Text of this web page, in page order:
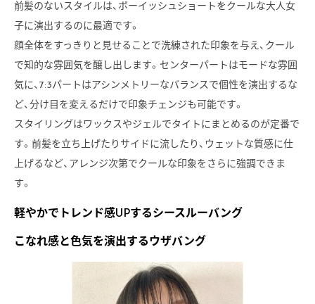
前髪のないスタイルは、ボーイッシュショートをクールな大人女
子に演出するのに最適です。
顔全体をすっきりと見せることで洗練された印象を与え、クール
で知的な雰囲気を醸し出します。センターパートはモードな雰囲
気に、7:3パートはアシンメトリーなバランスで個性を演出するな
ど、分け目を変えるだけで印象チェンジも可能です。
スタイリングはワックスやジェルでタイトにまとめるのが定番で
す。前髪を立ち上げたりサイドに流したり、ウェットな質感に仕
上げるなど、アレンジ次第でクールな印象をさらに強調できま
す。
軽やかでトレンド感UPするシースルーバング
こなれ感と色気を演出するウザバング